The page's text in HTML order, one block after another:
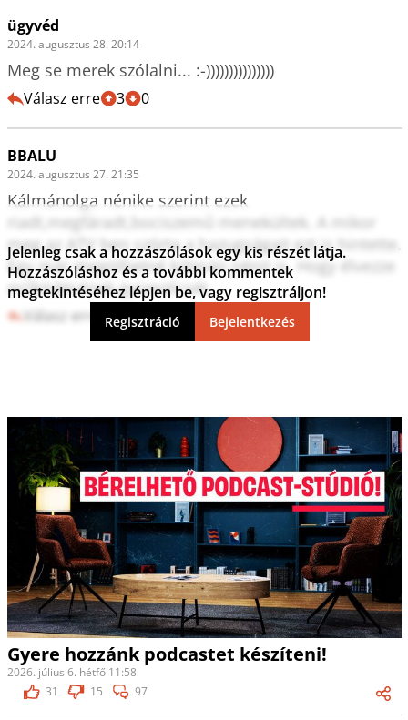
ügyvéd
2024. augusztus 28. 20:14
Meg se merek szólalni... :-)))))))))))))))
Válasz erre 3 0
BBALU
2024. augusztus 27. 21:35
Kálmánolga nénike szerint ezek
riadt,megfáradt,bociszemű menekültek. A mikor
meg az ATV ben szórta a hazugságait ezt is hintette.
Egy már megölhetné kálmán nénit is. Hogy élvezze
működésének gyümölcsét.
Válasz erre 5 0
Jelenleg csak a hozzászólások egy kis részét látja.
Hozzászóláshoz és a további kommentek
megtekintéséhez lépjen be, vagy regisztráljon!
Regisztráció Bejelentkezés
Gyere hozzánk podcastet készíteni!
2026. július 6. hétfő 11:58
31
15 97